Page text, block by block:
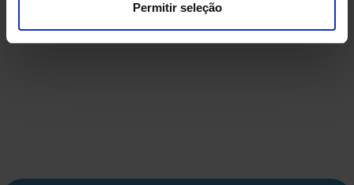
Permitir seleção
DEPÓSITO EM FIBRA DE
VIDRO USADO
500